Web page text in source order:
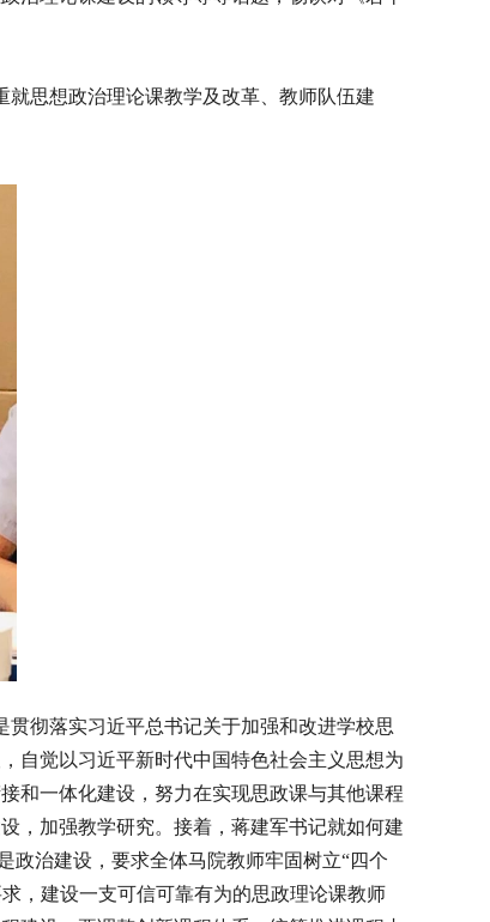
思想政治理论课教学及改革、教师队伍建
彻落实习近平总书记关于加强和改进学校思
自觉以习近平新时代中国特色社会主义思想为
和一体化建设，努力在实现思政课与其他课程
，加强教学研究。接着，蒋建军书记就如何建
政治建设，要求全体马院教师牢固树立“四个
，建设一支可信可靠有为的思政理论课教师